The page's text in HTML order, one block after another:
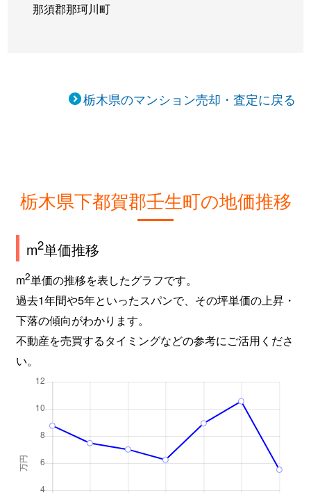
那須郡那珂川町
栃木県のマンション売却・査定に戻る
栃木県下都賀郡壬生町の地価推移
m2単価推移
m2単価の推移を表したグラフです。
過去1年間や5年といったスパンで、その坪単価の上昇・
下落の傾向がわかります。
不動産を売買するタイミングなどの参考にご活用くださ
い。